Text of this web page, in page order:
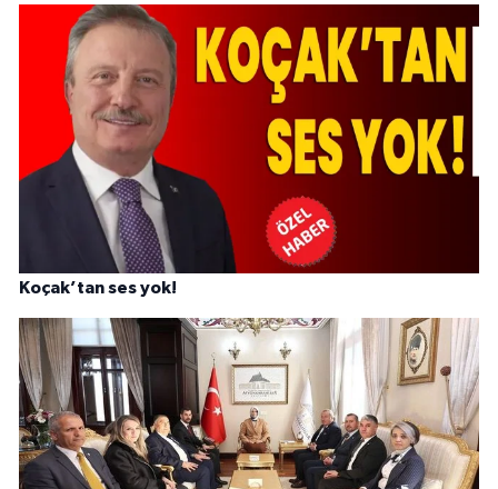
Koçak’tan ses yok!